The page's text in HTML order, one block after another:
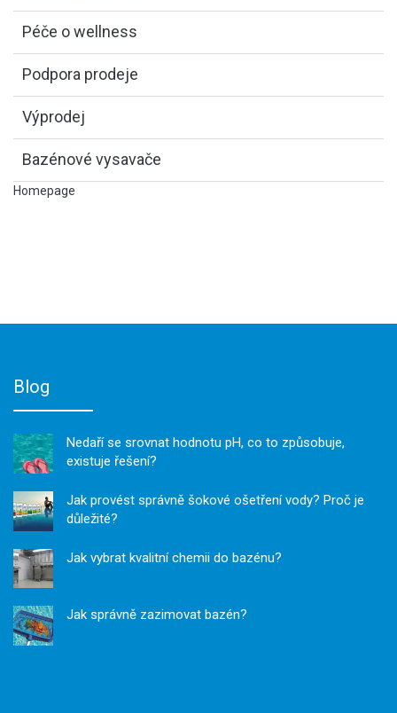
Péče o wellness
Podpora prodeje
Výprodej
Bazénové vysavače
Homepage
Blog
Nedaří se srovnat hodnotu pH, co to způsobuje,
existuje řešení?
Jak provést správně šokové ošetření vody? Proč je
důležité?
Jak vybrat kvalitní chemii do bazénu?
Jak správně zazimovat bazén?